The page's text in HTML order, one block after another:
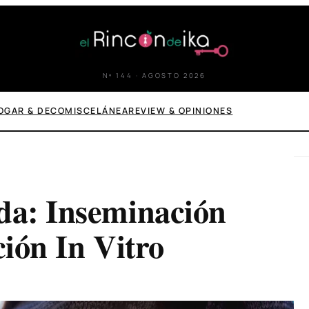
Nº 144 · AGOSTO 2026
& DECOMISCELÁNEAREVIEW & OPINIONES
Inseminación
In Vitro